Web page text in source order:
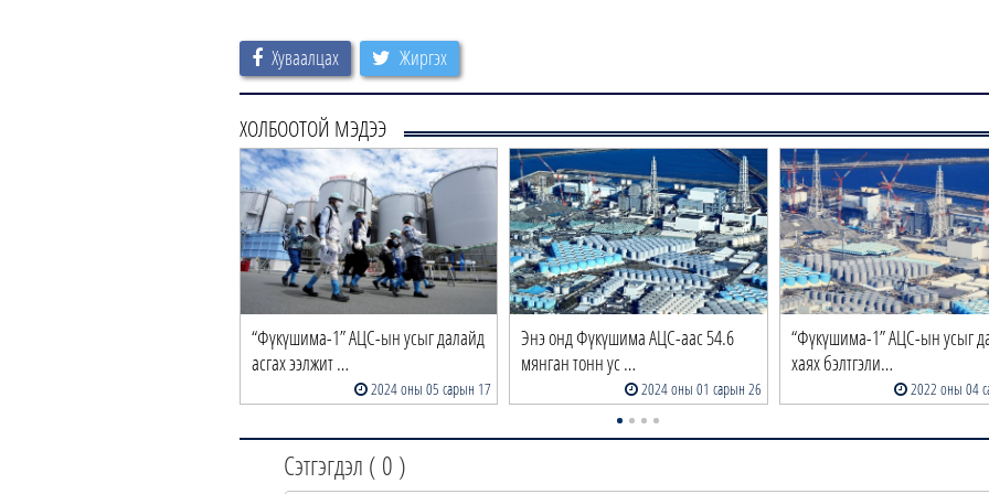
Хуваалцах Жиргэх
ХОЛБООТОЙ МЭДЭЭ
“Фүкүшима-1” АЦС-ын усыг далайд
асгах ээлжит …
2024 оны 05 сарын 17
Энэ онд Фүкүшима АЦС-аас 54.6
мянган тонн ус …
2024 оны 01 сарын 26
“Фүкүшима-1” АЦС-ын усыг
хаях бэлтгэли…
2022 оны 04
Сэтгэгдэл ( 0 )